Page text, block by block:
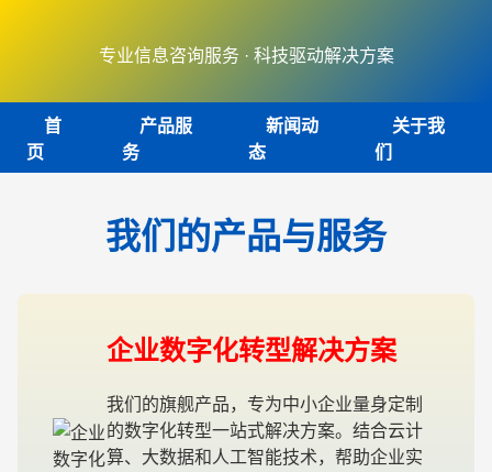
专业信息咨询服务 · 科技驱动解决方案
首
页
产品服
务
新闻动
态
关于我
们
我们的产品与服务
企业数字化转型解决方案
我们的旗舰产品，专为中小企业量身定制
的数字化转型一站式解决方案。结合云计
算、大数据和人工智能技术，帮助企业实